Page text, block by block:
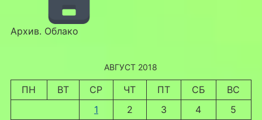
Архив. Облако
АВГУСТ 2018
ПН ВТ СР ЧТ ПТ СБ
ВС
1
2 3 4 5